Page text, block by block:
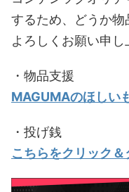
するため、どうか
よろしくお願い申し
・物品支援
MAGUMAのほしい
・投げ銭
こちらをクリック＆